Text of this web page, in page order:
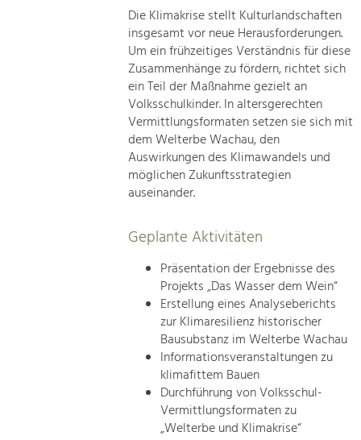
Die Klimakrise stellt Kulturlandschaften
insgesamt vor neue Herausforderungen.
Um ein frühzeitiges Verständnis für diese
Zusammenhänge zu fördern, richtet sich
ein Teil der Maßnahme gezielt an
Volksschulkinder. In altersgerechten
Vermittlungsformaten setzen sie sich mit
dem Welterbe Wachau, den
Auswirkungen des Klimawandels und
möglichen Zukunftsstrategien
auseinander.
Geplante Aktivitäten
Präsentation der Ergebnisse des
Projekts „Das Wasser dem Wein“
Erstellung eines Analyseberichts
zur Klimaresilienz historischer
Bausubstanz im Welterbe Wachau
Informationsveranstaltungen zu
klimafittem Bauen
Durchführung von Volksschul-
Vermittlungsformaten zu
„Welterbe und Klimakrise“